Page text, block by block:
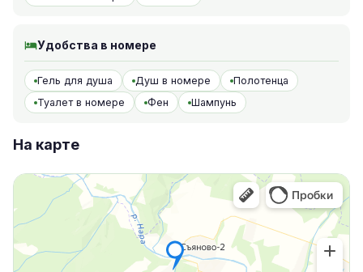
Удобства в номере
Гель для душа Душ в номере
Полотенца
Туалет в номере
Фен Шампунь
На карте